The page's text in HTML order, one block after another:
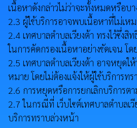
เนื้อหาดังกล่าวไม่ว่าจะทั้งหมดหรือบ
2.3 ผู้ใช้บริการอาจพบเนื้อหาที่ไม่เห
2.4 เทศบาลตำบลเวียงต้า ทรงไว้ซึ่ง
ในการคัดกรองเนื้อหาอย่างชัดเจน โ
2.5 เทศบาลตำบลเวียงต้า อาจหยุดใ
หมาย โดยไม่ต้องแจ้งให้ผู้ใช้บริการท
2.6 การหยุดหรือการยกเลิกบริการต
2.7 ในกรณีที่ เว็บไซต์เทศบาลตำบลเ
บริการทราบล่วงหน้า